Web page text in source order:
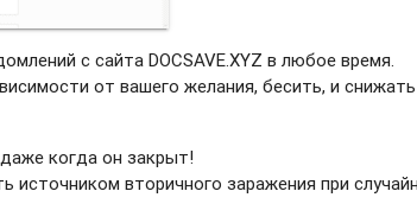
с сайта DOCSAVE.XYZ в любое время.
от вашего желания, бесить, и снижать
когда он закрыт!
вторичного заражения при